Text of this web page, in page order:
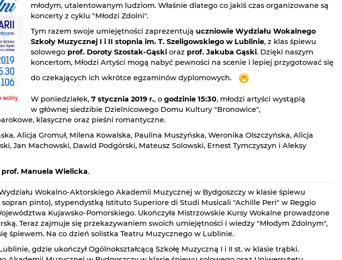
młodym, utalentowanym ludziom. Właśnie dlatego co jakiś czas organizowane są
koncerty z cyklu "Młodzi Zdolni".
Tym razem swoje umiejętności zaprezentują uczniowie Wydziału Wokalnego
Szkoły Muzycznej I i II stopnia im. T. Szeligowskiego w Lublinie, z klas śpiewu
solowego prof. Doroty Szostak-Gąski oraz prof. Jakuba Gąski. Dzięki naszym
koncertom, Młodzi Artyści mogą nabyć pewności na scenie i lepiej przygotować się
do czekających ich wkrótce egzaminów dyplomowych.
W poniedziałek, 7 stycznia 2019 r., o godzinie 15:30, młodzi artyści wystąpią
w głównej siedzibie Dzielnicowego Domu Kultury "Bronowice",
klasyczne oraz pieśni romantyczne.
Alicja Gromuł, Milena Kowalska, Paulina Muszyńska, Weronika Olszczyńska, Alicja
Jan Machowski, Dawid Podgórski, Mateusz Solowski, Ernest Tymczyszyn i Aleksy
prof. Manuela Wielicka.
Wokalno-Aktorskiego Akademii Muzycznej w Bydgoszczy w klasie śpiewu
pinto), stypendystką Istituto Superiore di Studi Musicali "Achille Peri" w Reggio
Kujawsko-Pomorskiego. Ukończyła Mistrzowskie Kursy Wokalne prowadzone
Teraz zajmuje się przekazywaniem swoich umiejętności i wiedzy "Młodym Zdolnym",
śpiewem. Na co dzień solistka Teatru Muzycznego w Lublinie.
gdzie ukończył Ogólnokształcącą Szkołę Muzyczną I i II st. w klasie trąbki.